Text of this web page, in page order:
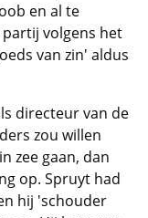
en al te
volgens het
van zin' aldus
directeur van de
zou willen
zee gaan, dan
op. Spruyt had
hij 'schouder